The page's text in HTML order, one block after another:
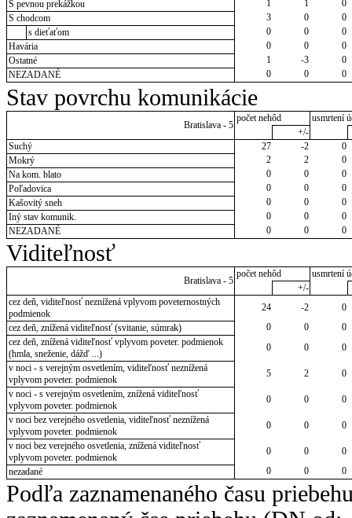
S pevnou prekážkou 1 1
0
S chodcom
3 0
0
s dieťaťom
0 0
0
Havária
0 0
0
Ostatné
1 -3
0
NEZADANÉ
0 0 0
Stav povrchu komunikácie
Bratislava - 5
počet nehôd
usmrtení
+/-
Suchý
27 -2
0
Mokrý
2 2
0
Na kom. blato
0 0
0
Poľadovica
0 0
0
Kašovitý sneh
0 0
0
Iný stav komunik.
0 0
0
NEZADANÉ
0 0 0
Viditeľnosť
Bratislava - 5
počet nehôd
usmrtení
+/-
cez deň, viditeľnosť neznížená vplyvom poveternostných
podmienok
24 -2
0
cez deň, znížená viditeľnosť (svitanie, súmrak)
0 0
0
cez deň, znížená viditeľnosť vplyvom poveter. podmienok
(hmla, sneženie, dážď ...)
0 0
0
v noci - s verejným osvetlením, viditeľnosť neznížená
vplyvom poveter. podmienok
5 2
0
v noci - s verejným osvetlením, znížená viditeľnosť
vplyvom poveter. podmienok
0 0
0
v noci bez verejného osvetlenia, viditeľnosť neznížená
vplyvom poveter. podmienok
0 0
0
v noci bez verejného osvetlenia, znížená viditeľnosť
vplyvom poveter. podmienok
0 0
0
nezadané
0 0 0
Podľa zaznamenaného času